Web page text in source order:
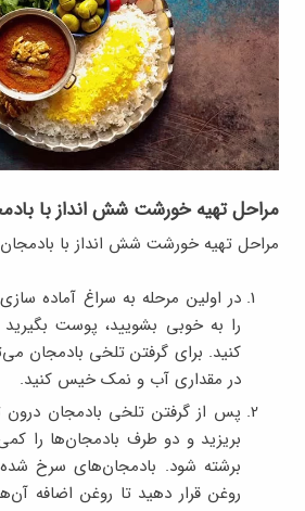
مراحل تهیه خورشت شش انداز با
مراحل تهیه خورشت شش انداز با
در اولین مرحله به سراغ آماده‌
را به خوبی بشویید، پوست
کنید. برای گرفتن تلخی بادمجان
در مقداری آب و نمک خیس کنید.
پس از گرفتن تلخی بادمجان درون
بریزید و دو طرف بادمجان‌ها را
برشته شود. بادمجان‌های سرخ
روغن قرار دهید تا روغن اضافه